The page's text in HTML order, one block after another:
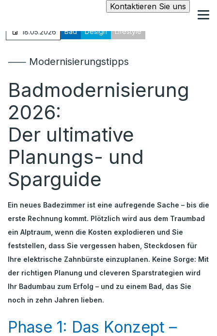
Kontaktieren Sie uns
18.05.2026 Bad Design Lifestyle
⸺ Modernisierungstipps
Badmodernisierung
2026:
Der ultimative
Planungs- und
Sparguide
Ein neues Badezimmer ist eine aufregende Sache – bis die
erste Rechnung kommt. Plötzlich wird aus dem Traumbad
ein Alptraum, wenn die Kosten explodieren und Sie
feststellen, dass Sie vergessen haben, Steckdosen für
Ihre elektrische Zahnbürste einzuplanen. Keine Sorge: Mit
der richtigen Planung und cleveren Sparstrategien wird
Ihr Badumbau zum Erfolg – und zu einem Bad, das Sie
noch in zehn Jahren lieben.
Phase 1: Das Konzept –